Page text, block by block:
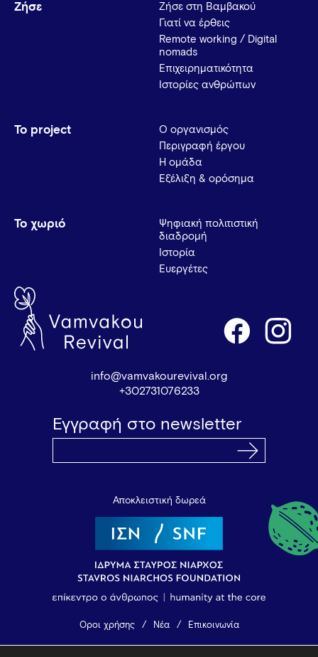
Ζήσε
Ζήσε στη Βαμβακού
Γιατί να έρθεις
Remote working / Digital
nomads
Επιχειρηματικότητα
Ιστορίες ανθρώπων
Το project
Ο οργανισμός
Περιγραφή έργου
Η ομάδα
Εξέλιξη & ορόσημα
Το χωριό
Ψηφιακή πολιτιστική
διαδρομή
Ιστορία
Ευεργέτες
info@vamvakourevival.org
+302731076233
Εγγραφή στο newsletter
Αποκλειστική δωρεά
Όροι χρήσης Νέα Επικοινωνία